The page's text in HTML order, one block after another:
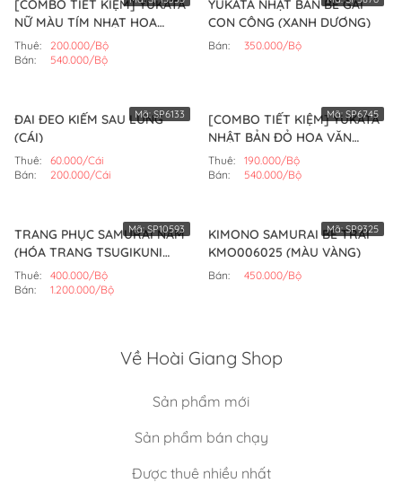
[COMBO TIẾT KIỆM] YUKATA
NỮ MÀU TÍM NHẠT HOA
TRẮNG (BỘ)
Thuê:
200.000/Bộ
Bán:
540.000/Bộ
YUKATA NHẬT BẢN BÉ GÁI
CON CÔNG (XANH DƯƠNG)
Bán: 350.000/Bộ
ĐAI ĐEO KIẾM SAU LƯNG
(CÁI)
Thuê:
60.000/Cái
Bán:
200.000/Cái
Mã:SP6133
[COMBO TIẾT KIỆM] YUKATA
NHẬT BẢN ĐỎ HOA VĂN
TRẮNG (BỘ)
Thuê:
190.000/Bộ
Bán:
540.000/Bộ
Mã: SP6745
TRANG PHỤC SAMURAI NAM
(HÓA TRANG TSUGIKUNI
YORIICHI) (BỘ)
Thuê:
400.000/Bộ
Bán:
1.200.000/Bộ
Mã:SP10593
KIMONO SAMURAI BÉ TRAI
KMO006025 (MÀU VÀNG)
Bán: 450.000/Bộ
Mã:SP9325
Về Hoài Giang Shop
Sản phẩm mới
Sản phẩm bán chạy
Được thuê nhiều nhất